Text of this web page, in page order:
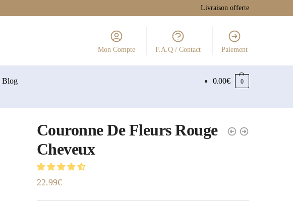
Livraison offerte
Mon Compte F.A.Q / Contact Paiement
Blog 0.00€ 0
Couronne De Fleurs Rouge
Cheveux
22.99€